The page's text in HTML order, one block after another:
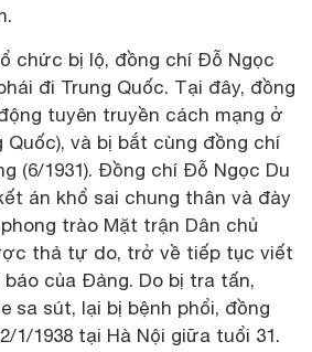
chức bị lộ, đồng chí Đỗ Ngọc
đi Trung Quốc. Tại đây, đồng
tuyên truyền cách mạng ở
Quốc), và bị bắt cùng đồng chí
(6/1931). Đồng chí Đỗ Ngọc Du
án khổ sai chung thân và đày
trào Mặt trận Dân chủ
thả tự do, trở về tiếp tục viết
của Đảng. Do bị tra tấn,
sa sút, lại bị bệnh phổi, đồng
1/1938 tại Hà Nội giữa tuổi 31.